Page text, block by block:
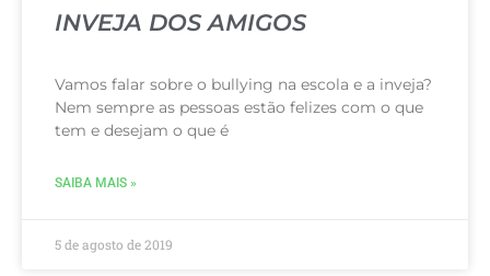
INVEJA DOS AMIGOS
Vamos falar sobre o bullying na escola e a inveja?
Nem sempre as pessoas estão felizes com o que
tem e desejam o que é
SAIBA MAIS »
5 de agosto de 2019